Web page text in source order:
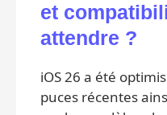
et
attendre ?
iOS 26 a été
puces récentes